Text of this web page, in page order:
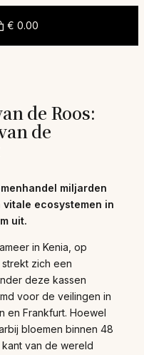
€ 0.00
de Roos:
de
miljarden
ecosystemen in
uit.
in Kenia, op
zich een
deze kassen
voor de veilingen in
en Frankfurt. Hoewel
bloemen binnen 48
van de wereld